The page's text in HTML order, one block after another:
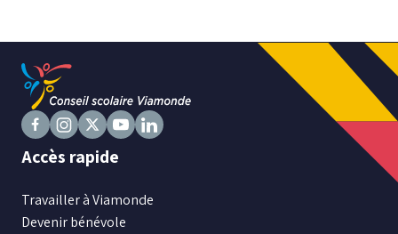
Niveau
Tous
Élémentaire
Secondaire
RECHERCHER
Suivez
sur
Facebook
Suivez
sur
Instagram
Suivez
nous
sur
X
Suivez
sur
Accès rapide
Travailler à Viamonde
Devenir bénévole